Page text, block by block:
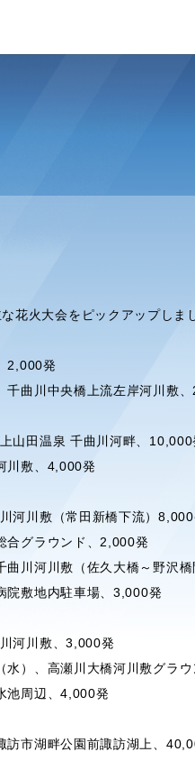
花火大会をピックアップしま
2,000発
千曲川中央橋上流左岸河川敷
山田温泉 千曲川河畔、10,000
川敷、4,000発
河川敷（常田新橋下流）8,000
合グラウンド、2,000発
曲川河川敷（佐久大橋～野沢
院敷地内駐車場、3,000発
河川敷、3,000発
水）、高瀬川大橋河川敷グラ
池周辺、4,000発
訪市湖畔公園前諏訪湖上、